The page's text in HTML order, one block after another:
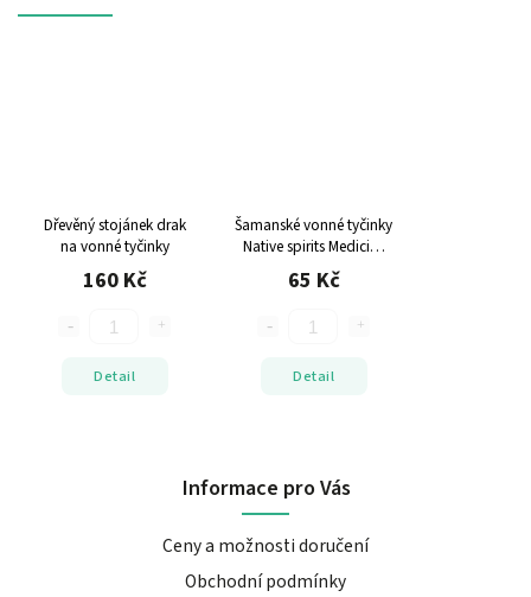
Dřevěný stojánek drak
na vonné tyčinky
160 Kč
Detail
Šamanské vonné tyčinky
Native spirits Medicine
wheel Musk
65 Kč
Detail
Informace pro Vás
Ceny a možnosti doručení
Obchodní podmínky